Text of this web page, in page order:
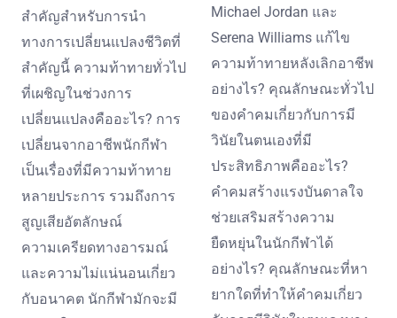
สำคัญสำหรับการนำ
ทางการเปลี่ยนแปลงชีวิตที่
สำคัญนี้ ความท้าทายทั่วไป
ที่เผชิญในช่วงการ
เปลี่ยนแปลงคืออะไร? การ
เปลี่ยนจากอาชีพนักกีฬา
เป็นเรื่องที่มีความท้าทาย
หลายประการ รวมถึงการ
สูญเสียอัตลักษณ์
ความเครียดทางอารมณ์
และความไม่แน่นอนเกี่ยว
กับอนาคต นักกีฬามักจะมี
Michael Jordan และ
Serena Williams แก้ไข
ความท้าทายหลังเลิกอาชีพ
อย่างไร? คุณลักษณะทั่วไป
ของคำคมเกี่ยวกับการมี
วินัยในตนเองที่มี
ประสิทธิภาพคืออะไร?
คำคมสร้างแรงบันดาลใจ
ช่วยเสริมสร้างความ
ยืดหยุ่นในนักกีฬาได้
อย่างไร? คุณลักษณะที่หา
ยากใดที่ทำให้คำคมเกี่ยว